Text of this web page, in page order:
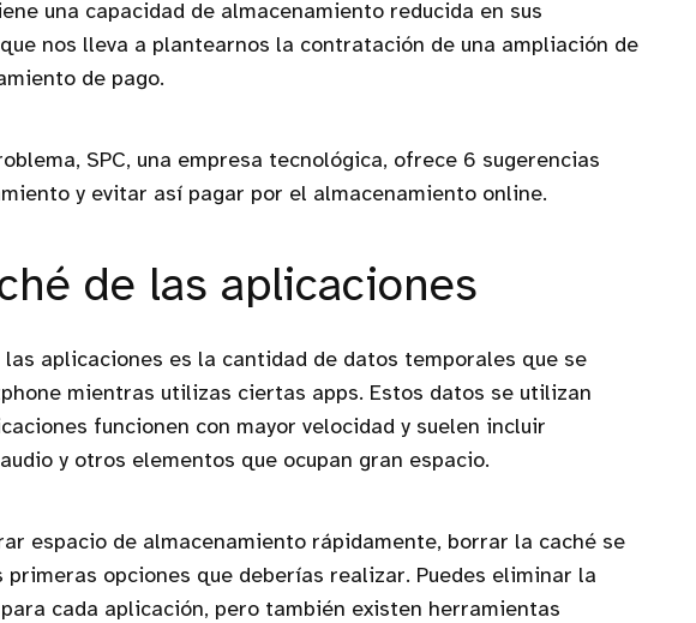
una capacidad de almacenamiento reducida en sus
nos lleva a plantearnos la contratación de una ampliación de
de pago.
SPC, una empresa tecnológica, ofrece 6 sugerencias
y evitar así pagar por el almacenamiento online.
de las aplicaciones
las aplicaciones es la cantidad de datos temporales que se
mientras utilizas ciertas apps. Estos datos se utilizan
funcionen con mayor velocidad y suelen incluir
y otros elementos que ocupan gran espacio.
espacio de almacenamiento rápidamente, borrar la caché se
primeras opciones que deberías realizar. Puedes eliminar la
cada aplicación, pero también existen herramientas